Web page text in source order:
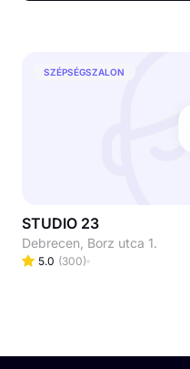
SZÉPSÉGSZALON
STUDIO 23
Debrecen, Borz utca 1.
5.0 (300)